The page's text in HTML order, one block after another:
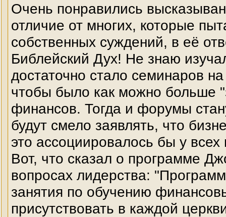
Очень понравились
отличие от многих, которые
собственных суждений, в её
Библейский Дух! Не знаю
достаточно стало семинаров
чтобы было как можно больше
финансов. Тогда и форумы
будут смело заявлять, что
это ассоциировалось бы у
Вот, что сказал о программе
вопросах лидерства:
занятия по обучению
присутствовать в каждой